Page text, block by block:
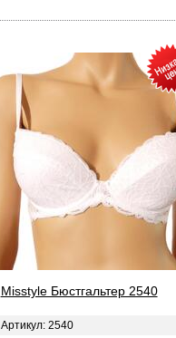
Misstyle Бюстгальтер 2540
Артикул: 2540